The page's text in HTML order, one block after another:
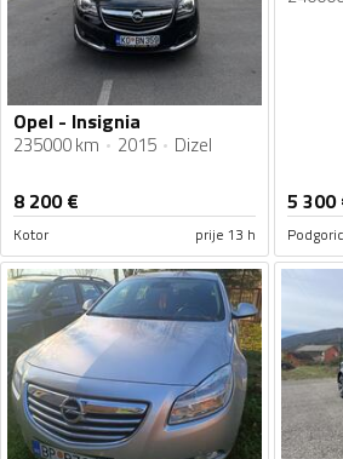
Opel - Insignia
235000 km 2015 Dizel
8 200€
Kotor prije 13 h
5 300